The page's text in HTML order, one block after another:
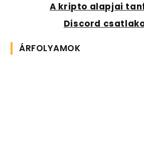
A kripto alapjai
Discord
ÁRFOLYAMOK